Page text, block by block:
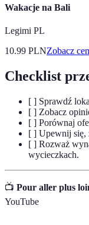
Wakacje na Bali
Legimi PL
10.99 PLNZobacz
Checklist
[ ] Sprawdź
[ ] Zobacz
[ ] Porównaj
[ ] Upewnij się,
[ ] Rozważ
wycieczkach.
📺 Pour aller plus
YouTube